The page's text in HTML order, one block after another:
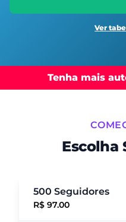
Ver
Tenha mais
Escolha
500 Seguidores
R$ 97.00